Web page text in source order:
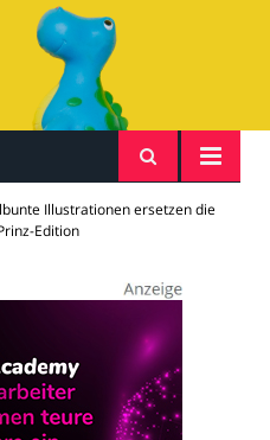
Kind
Illustrationen ersetzen die
Edition